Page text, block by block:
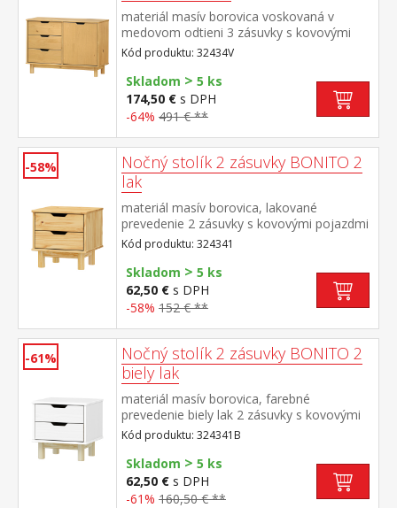
materiál masív borovica voskovaná v
medovom odtieni 3 zásuvky s kovovými
pojazdmi, 1 dvierka, 1 polica
Kód produktu: 32434V
Skladom > 5 ks
174,50 € s DPH
-64% 491 € **
-58%
Nočný stolík 2 zásuvky BONITO 2
lak
materiál masív borovica, lakované
prevedenie 2 zásuvky s kovovými pojazdmi
Kód produktu: 324341
Skladom > 5 ks
62,50 € s DPH
-58% 152 € **
-61%
Nočný stolík 2 zásuvky BONITO 2
biely lak
materiál masív borovica, farebné
prevedenie biely lak 2 zásuvky s kovovými
pojazdmi
Kód produktu: 324341B
Skladom > 5 ks
62,50 € s DPH
-61% 160,50 € **